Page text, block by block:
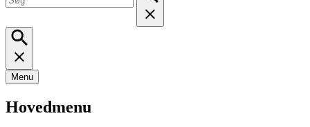
Menu
Hovedmenu